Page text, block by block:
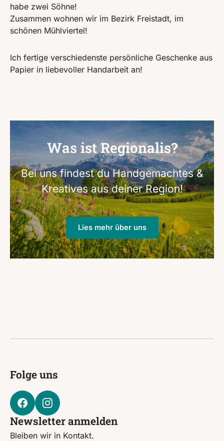
habe zwei Söhne!
Zusammen wohnen wir im Bezirk Freistadt, im
schönen Mühlviertel!
Ich fertige verschiedenste persönliche Geschenke aus
Papier in liebevoller Handarbeit an!
Was ist Regionalis?
Bei uns findest du Handgemachtes &
Kreatives aus deiner Region!
Lies mehr über uns
Folge uns
Newsletter anmelden
Bleiben wir in Kontakt.